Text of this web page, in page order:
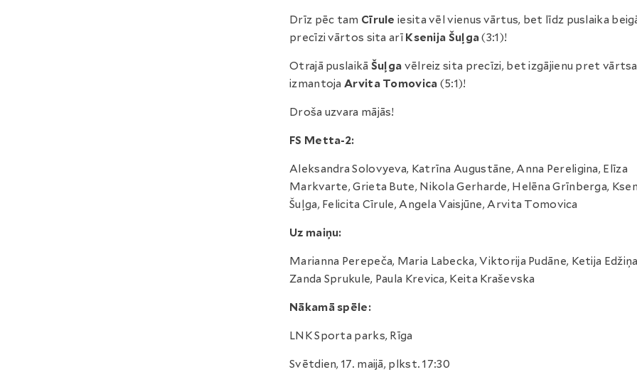
Drīz pēc tam Cīrule iesita vēl vienus vārtus, bet līdz puslaika
precīzi vārtos sita arī Ksenija Šuļga(3:1)!
Otrajā puslaikā Šuļga vēlreiz sita precīzi, bet izgājienu pret
izmantojaArvita Tomovica (5:1)!
Droša uzvara mājās!
FS Metta-2:
Aleksandra Solovyeva, Katrīna Augustāne, Anna Pereligina, Elīza
Markvarte, Grieta Bute, Nikola Gerharde, Helēna Grīnberga,
Šuļga, Felicita Cīrule, Angela Vaisjūne, Arvita Tomovica
Uz maiņu:
Marianna Perepeča, Maria Labecka, Viktorija Pudāne, Ketija
Zanda Sprukule, Paula Krevica, Keita Kraševska
Nākamā spēle:
LNK Sporta parks, Rīga
Svētdien, 17. maijā, plkst. 17:30